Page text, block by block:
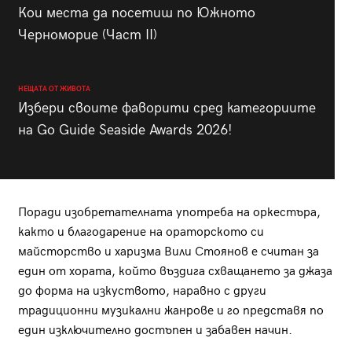
Кои места да посетиш по Южното
Черноморие (Част II)
НЕЩАТА ОТ ЖИВОТА
Избери своите фаворити сред категориите
на Go Guide Seaside Awards 2026!
Поради изобретателната употреба на оркестъра,
както и благодарение на ораторското си
майсторство и харизма Вили Стоянов е считан за
един от хората, който въздига схващането за джаза
до форма на изкуството, наравно с други
традиционни музикални жанрове и го представя по
един изключително достъпен и забавен начин.